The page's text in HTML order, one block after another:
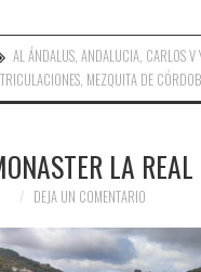
AL ÁNDALUS, ANDALUCIA, CARLOS V
, MEZQUITA DE
LA REAL
DEJA UN COMENTARIO